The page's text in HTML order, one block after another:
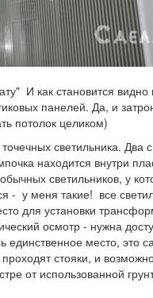
И как становится видно
панелей. Да, и
потолок целиком)
светильника. Два
находится внутри
светильников, у
- у меня такие! все
для установки
осмотр - нужна
место, это
стояки, и
от использованной